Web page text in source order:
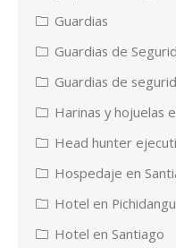
Guardias
Guardias de
Guardias de
Harinas y hojuelas
Head hunter
Hospedaje en
Hotel en
Hotel en Santiago